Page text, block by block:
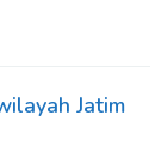
Jatim